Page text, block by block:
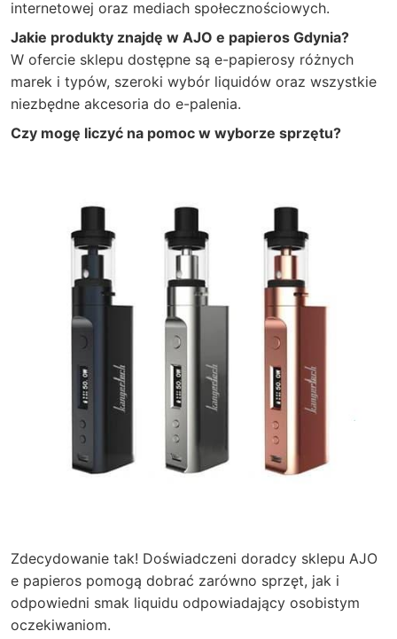
internetowej oraz mediach społecznościowych.
Jakie produkty znajdę w AJO e papieros Gdynia?
W ofercie sklepu dostępne są e-papierosy różnych
marek i typów, szeroki wybór liquidów oraz wszystkie
niezbędne akcesoria do e-palenia.
Czy mogę liczyć na pomoc w wyborze sprzętu?
Zdecydowanie tak! Doświadczeni doradcy sklepu AJO
e papieros pomogą dobrać zarówno sprzęt, jak i
odpowiedni smak liquidu odpowiadający osobistym
oczekiwaniom.